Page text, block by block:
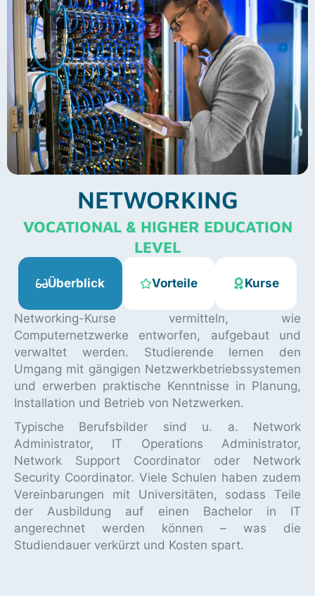
NETWORKING
VOCATIONAL & HIGHER EDUCATION
LEVEL
Überblick Vorteile Kurse
Networking-Kurse vermitteln, wie
Computernetzwerke entworfen, aufgebaut und
verwaltet werden. Studierende lernen den
Umgang mit gängigen Netzwerkbetriebssystemen
und erwerben praktische Kenntnisse in Planung,
Installation und Betrieb von Netzwerken.
Typische Berufsbilder sind u. a. Network
Administrator, IT Operations Administrator,
Network Support Coordinator oder Network
Security Coordinator. Viele Schulen haben zudem
Vereinbarungen mit Universitäten, sodass Teile
der Ausbildung auf einen Bachelor in IT
angerechnet werden können – was die
Studiendauer verkürzt und Kosten spart.